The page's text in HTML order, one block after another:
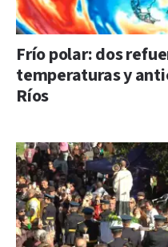
Frío polar: dos
temperaturas y
Ríos